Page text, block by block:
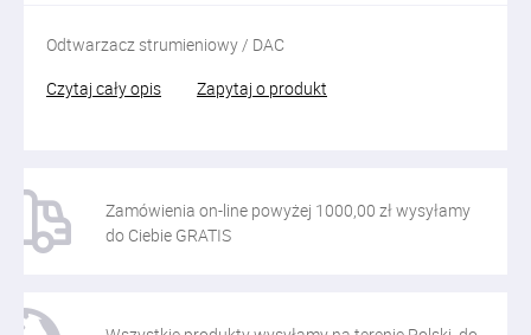
Odtwarzacz strumieniowy / DAC
Czytaj cały opis
Zapytaj o produkt
Zamówienia on-line powyżej 1000,00 zł wysyłamy
do Ciebie GRATIS